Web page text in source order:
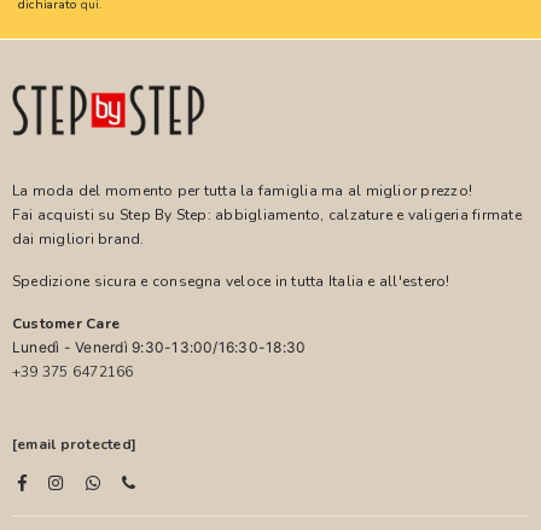
dichiarato qui.
La moda del momento per tutta la famiglia ma al miglior prezzo!
Fai acquisti su Step By Step: abbigliamento, calzature e valigeria firmate
dai migliori brand.
Spedizione sicura e consegna veloce in tutta Italia e all'estero!
Customer Care
Lunedì - Venerdì 9:30-13:00/16:30-18:30
+39 375 6472166
[email protected]